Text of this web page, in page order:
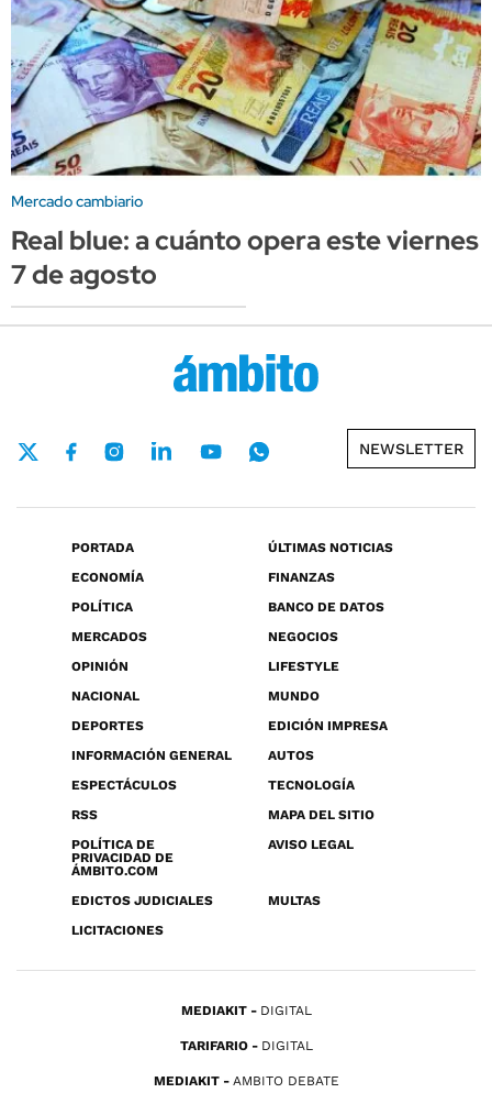
Mercado cambiario
Real blue: a cuánto opera este viernes
7 de agosto
NEWSLETTER
PORTADA
ÚLTIMAS NOTICIAS
ECONOMÍA
FINANZAS
POLÍTICA
BANCO DE DATOS
MERCADOS
NEGOCIOS
OPINIÓN
LIFESTYLE
NACIONAL
MUNDO
DEPORTES
EDICIÓN IMPRESA
INFORMACIÓN GENERAL
AUTOS
ESPECTÁCULOS
TECNOLOGÍA
RSS
MAPA DEL SITIO
POLÍTICA DE
PRIVACIDAD DE
ÁMBITO.COM
AVISO LEGAL
EDICTOS JUDICIALES
MULTAS
LICITACIONES
MEDIAKIT DIGITAL
TARIFARIO DIGITAL
MEDIAKIT AMBITO DEBATE